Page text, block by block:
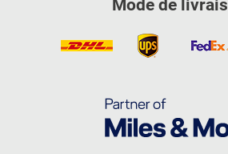
Mode de